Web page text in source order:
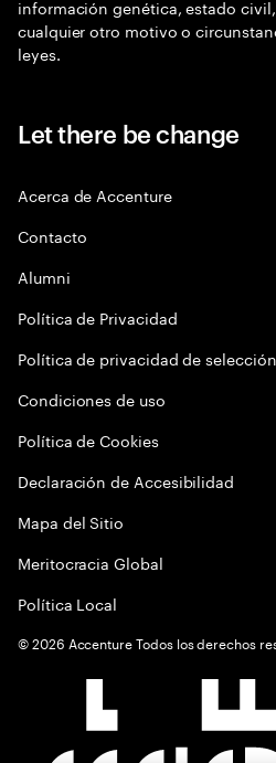
información genética, estado
cualquier otro motivo o
leyes.
Let there be change
Acerca de Accenture
Contacto
Alumni
Política de Privacidad
Política de privacidad de
Condiciones de uso
Política de Cookies
Declaración de Accesibilidad
Mapa del Sitio
Meritocracia Global
Política Local
©2026 Accenture Todos los derechos